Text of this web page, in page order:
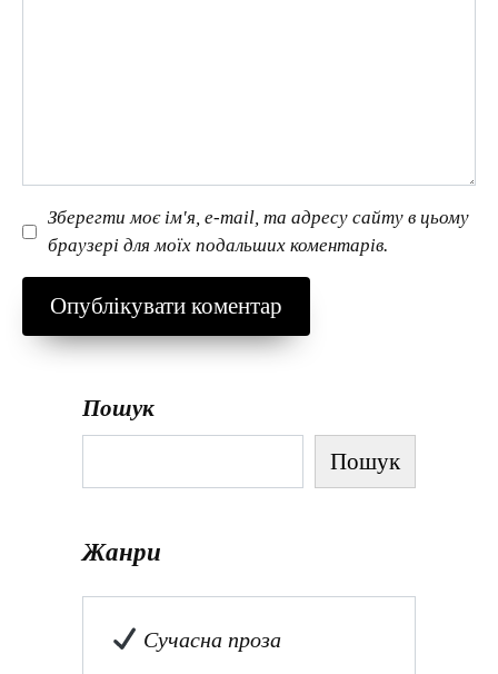
Зберегти моє ім'я, e-mail, та адресу сайту в цьому
браузері для моїх подальших коментарів.
Пошук
Пошук
Жанри
Сучасна проза